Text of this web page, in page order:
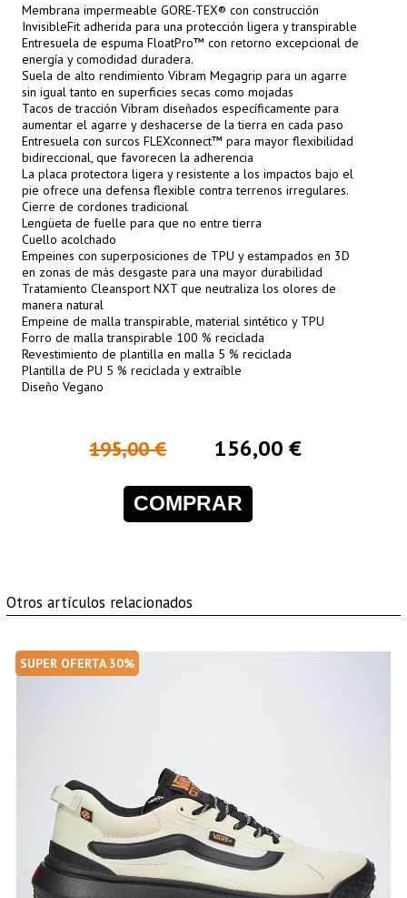
Membrana impermeable GORE-TEX® con construcción
InvisibleFit adherida para una protección ligera y transpirable
Entresuela de espuma FloatPro™ con retorno excepcional de
energía y comodidad duradera.
Suela de alto rendimiento Vibram Megagrip para un agarre
sin igual tanto en superficies secas como mojadas
Tacos de tracción Vibram diseñados específicamente para
aumentar el agarre y deshacerse de la tierra en cada paso
Entresuela con surcos FLEXconnect™ para mayor flexibilidad
bidireccional, que favorecen la adherencia
La placa protectora ligera y resistente a los impactos bajo el
pie ofrece una defensa flexible contra terrenos irregulares.
Cierre de cordones tradicional
Lengüeta de fuelle para que no entre tierra
Cuello acolchado
Empeines con superposiciones de TPU y estampados en 3D
en zonas de más desgaste para una mayor durabilidad
Tratamiento Cleansport NXT que neutraliza los olores de
manera natural
Empeine de malla transpirable, material sintético y TPU
Forro de malla transpirable 100 % reciclada
Revestimiento de plantilla en malla 5 % reciclada
Plantilla de PU 5 % reciclada y extraíble
Diseño Vegano
195,00 € 156,00 €
COMPRAR
Otros artículos relacionados
SUPER OFERTA 30%